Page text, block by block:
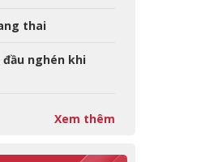
thai
nghén khi
Xem thêm